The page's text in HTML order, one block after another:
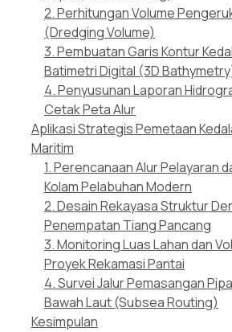
2. Perhitungan Volume
(Dredging Volume)
3. Pembuatan Garis Kontur
Batimetri Digital (3D
4. Penyusunan Laporan
Cetak Peta Alur
Aplikasi Strategis Pemetaan
Maritim
1. Perencanaan Alur Pelayaran
Kolam Pelabuhan Modern
2. Desain Rekayasa Struktur
Penempatan Tiang Pancang
3. Monitoring Luas Lahan dan
Proyek Rekamasi Pantai
4. Survei Jalur Pemasangan
Bawah Laut (Subsea Routing)
Kesimpulan